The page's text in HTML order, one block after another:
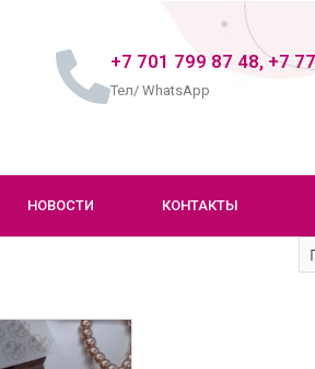
+7 701 799 87 48, +7
Тел/ WhatsApp
НОВОСТИ КОНТАКТЫ